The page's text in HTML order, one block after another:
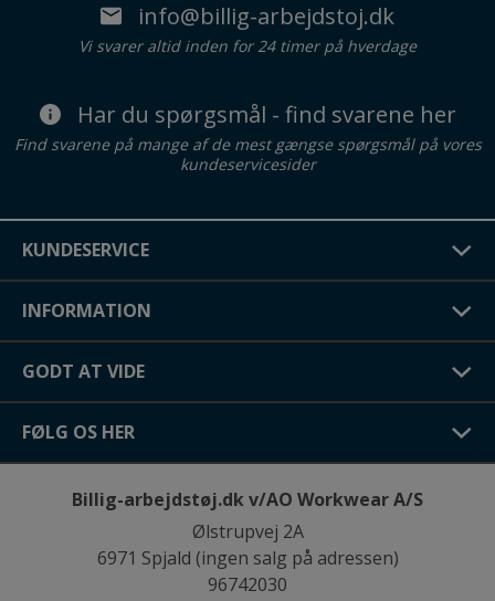
info@billig-arbejdstoj.dk
Vi svarer altid inden for 24 timer på hverdage
Har du spørgsmål - find svarene her
Find svarene på mange af de mest gængse spørgsmål på vores
kundeservicesider
KUNDESERVICE
INFORMATION
GODT AT VIDE
FØLG OS HER
Billig-arbejdstøj.dk v/AO Workwear A/S
Ølstrupvej 2A
6971 Spjald (ingen salg på adressen)
96742030